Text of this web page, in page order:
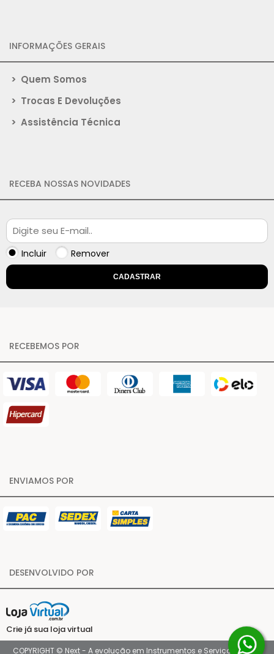
INFORMAÇÕES GERAIS
> Quem Somos
> Trocas E Devoluções
> Assistência Técnica
RECEBA NOSSAS NOVIDADES
Incluir Remover
CADASTRAR
RECEBEMOS POR
ENVIAMOS POR
DESENVOLVIDO POR
Crie já sua loja virtual
COPYRIGHT © Next - A evolução em Instrumentos e Serviços 2026 -